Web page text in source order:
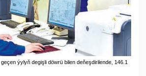
ýylyň degişli döwrü bilen deňeşdirilende, 146.1